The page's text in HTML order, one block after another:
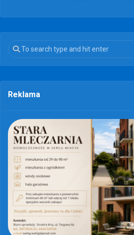
Reklama